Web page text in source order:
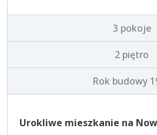
3 pokoje
2 piętro
Rok budowy
Urokliwe mieszkanie na